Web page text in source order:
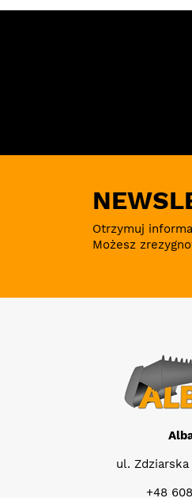
Otrzymuj
Możesz
ul. Zdziarska
+48